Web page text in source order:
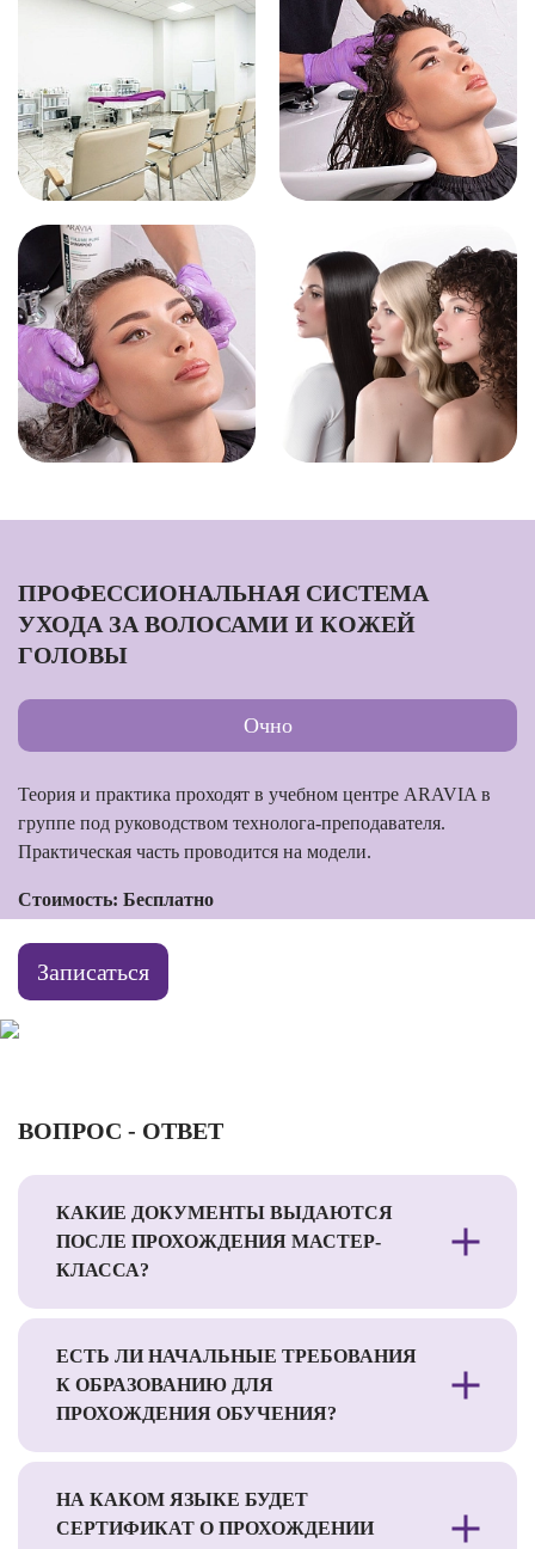
ПРОФЕССИОНАЛЬНАЯ СИСТЕМА
УХОДА ЗА ВОЛОСАМИ И КОЖЕЙ
ГОЛОВЫ
Очно
Теория и практика проходят в учебном центре ARAVIA в
группе под руководством технолога-преподавателя.
Практическая часть проводится на модели.
Стоимость: Бесплатно
Записаться
ВОПРОС - ОТВЕТ
КАКИЕ ДОКУМЕНТЫ ВЫДАЮТСЯ
ПОСЛЕ ПРОХОЖДЕНИЯ МАСТЕР-
КЛАССА?
ЕСТЬ ЛИ НАЧАЛЬНЫЕ ТРЕБОВАНИЯ
К ОБРАЗОВАНИЮ ДЛЯ
ПРОХОЖДЕНИЯ ОБУЧЕНИЯ?
НА КАКОМ ЯЗЫКЕ БУДЕТ
СЕРТИФИКАТ О ПРОХОЖДЕНИИ